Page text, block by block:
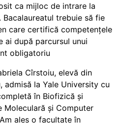
ca mijloc de intrare la
Bacalaureatul trebuie să fie
care certifică competențele
ai după parcursul unui
obligatoriu
Cîrstoiu, elevă din
admisă la Yale University cu
în Biofizică și
Moleculară și Computer
ales o facultate în